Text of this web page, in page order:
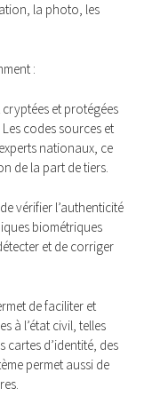
la photo, les
:
et protégées
codes sources et
nationaux, ce
de la part de tiers.
vérifier l’authenticité
biométriques
et de corriger
de faciliter et
à l’état civil, telles
cartes d’identité, des
permet aussi de